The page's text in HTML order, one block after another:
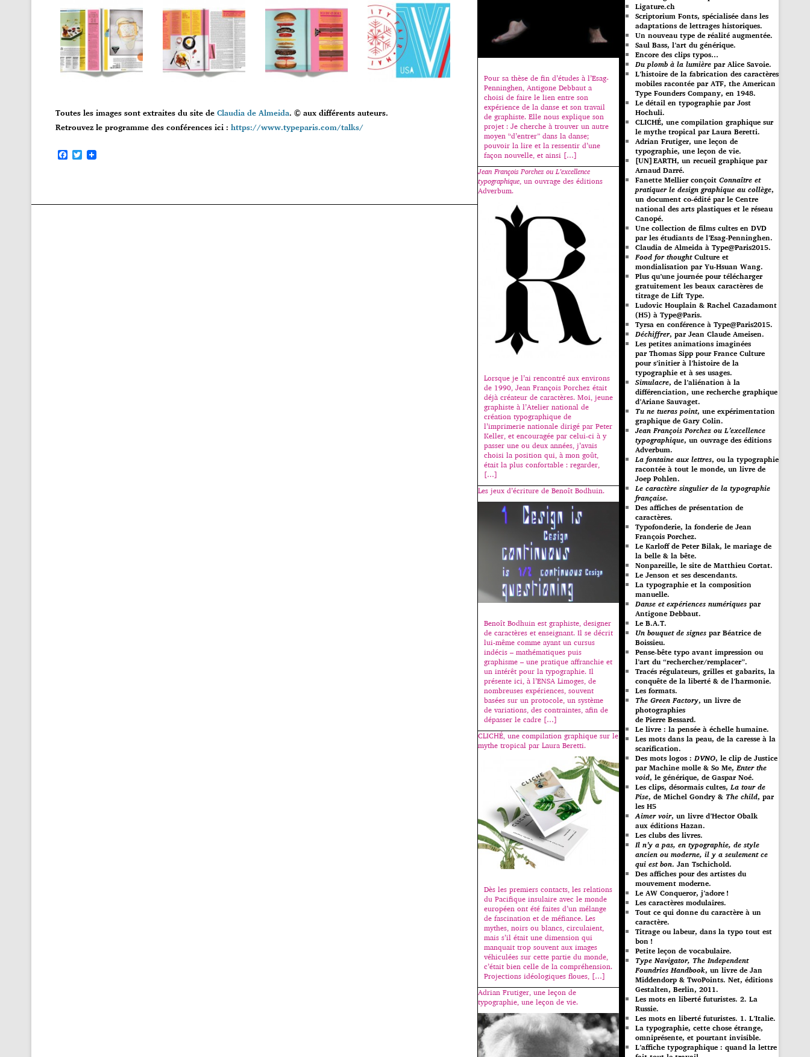
Toutes les images sont extraites du site deClaudia de Almeida. © aux différents auteurs.
Retrouvez le programme des conférences ici : https://www.typeparis.com/talks/
F
o
T
w
e
Pour sa thèse de fin d’études à l’Esag-
Penninghen, Antigone Debbaut a
choisi de faire le lien entre son
expérience de la danse et son travail
de graphiste. Elle nous explique son
projet : Je cherche à trouver un autre
moyen “d’entrer” dans la danse;
pouvoir la lire et la ressentir d’une
façon nouvelle, et ainsi […]
Jean François Porchez ou L’excellence
typographique, un ouvrage des éditions
Adverbum.
Lorsque je l’ai rencontré aux environs
de 1990, Jean François Porchez était
déjà créateur de caractères. Moi, jeune
graphiste à l’Atelier national de
création typographique de
l’imprimerie nationale dirigé par Peter
Keller, et encouragée par celui-ci à y
passer une ou deux années, j’avais
choisi la position qui, à mon goût,
était la plus confortable : regarder,
[…]
Les jeux d’écriture de Benoît Bodhuin.
Benoît Bodhuin est graphiste, designer
de caractères et enseignant. Il se décrit
lui-même comme ayant un cursus
indécis – mathématiques puis
graphisme – une pratique affranchie et
un intérêt pour la typographie. Il
présente ici, à l’ENSA Limoges, de
nombreuses expériences, souvent
basées sur un protocole, un système
de variations, des contraintes, afin de
dépasser le cadre […]
CLICHÉ, une compilation graphique sur le
mythe tropical par Laura Beretti.
Dès les premiers contacts, les relations
du Pacifique insulaire avec le monde
européen ont été faites d’un mélange
de fascination et de méfiance. Les
mythes, noirs ou blancs, circulaient,
mais s’il était une dimension qui
manquait trop souvent aux images
véhiculées sur cette partie du monde,
c’était bien celle de la compréhension.
Projections idéologiques floues, […]
Adrian Frutiger, une leçon de
typographie, une leçon de vie.
Ligature.ch
Scriptorium Fonts, spécialisée dans les
adaptations de lettrages historiques.
Un nouveau type de réalité augmentée.
Saul Bass, l’art du générique.
Encore des clips typos…
Du plomb à la lumière par Alice Savoie.
L’histoire de la fabrication des caractères
mobiles racontée par ATF, the American
Type Founders Company, en 1948.
Le détail en typographie par Jost
Hochuli.
CLICHÉ, une compilation graphique sur
le mythe tropical par Laura Beretti.
Adrian Frutiger, une leçon de
typographie, une leçon de vie.
[UN]EARTH, un recueil graphique par
Arnaud Darré.
Fanette Mellier conçoit Connaître et
pratiquer le design graphique au collège,
un document co-édité par le Centre
national des arts plastiques et le réseau
Canopé.
Une collection de films cultes en DVD
par les étudiants de l’Esag-Penninghen.
Claudia de Almeida à Type@Paris2015.
Food for thoughtCulture et
mondialisation par Yu-Hsuan Wang.
Plus qu’une journée pour télécharger
gratuitement les beaux caractères de
titrage de Lift Type.
Ludovic Houplain & Rachel Cazadamont
(H5) à Type@Paris.
Tyrsa en conférence à Type@Paris2015.
Déchiffrer, par Jean Claude Ameisen.
Les petites animations imaginées
par Thomas Sipp pour France Culture
pour s’initier à l’histoire de la
typographie et à ses usages.
Simulacre, de l’aliénation à la
différenciation, une recherche graphique
d’Ariane Sauvaget.
Tu ne tueras point, une expérimentation
graphique de Gary Colin.
Jean François Porchez ou L’excellence
typographique, un ouvrage des éditions
Adverbum.
La fontaine aux lettres, ou la typographie
racontée à tout le monde, un livre de
Joep Pohlen.
Le caractère singulier de la typographie
française.
Des affiches de présentation de
caractères.
Typofonderie, la fonderie de Jean
François Porchez.
Le Karloff de Peter Bilak, le mariage de
la belle & la bête.
Nonpareille, le site de Matthieu Cortat.
Le Jenson et ses descendants.
La typographie et la composition
manuelle.
Danse et expériences numériques par
Antigone Debbaut.
Le B.A.T.
Un bouquet de signes par Béatrice de
Boissieu.
Pense-bête typo avant impression ou
l’art du “rechercher/remplacer”.
Tracés régulateurs, grilles et gabarits, la
conquête de la liberté & de l’harmonie.
Les formats.
The Green Factory, un livre de
photographies
de Pierre Bessard.
Le livre : la pensée à échelle humaine.
Les mots dans la peau, de la caresse à la
scarification.
Des mots logos :DVNO, le clip de Justice
par Machine molle & So Me,Enter the
void, le générique, de Gaspar Noé.
Les clips, désormais cultes,La tour de
Pise, de Michel Gondry & The child, par
les H5
Aimer voir, un livre d’Hector Obalk
aux éditions Hazan.
Les clubs des livres.
Il n’y a pas, en typographie, de style
ancien ou moderne, il y a seulement ce
qui est bon. Jan Tschichold.
Des affiches pour des artistes du
mouvement moderne.
Le AW Conqueror, j’adore !
Les caractères modulaires.
Tout ce qui donne du caractère à un
caractère.
Titrage ou labeur, dans la typo tout est
bon !
Petite leçon de vocabulaire.
Type Navigator, The Independent
Foundries Handbook, un livre de Jan
Middendorp & TwoPoints. Net, éditions
Gestalten, Berlin, 2011.
Les mots en liberté futuristes. 2. La
Russie.
Les mots en liberté futuristes. 1. L’Italie.
La typographie, cette chose étrange,
omniprésente, et pourtant invisible.
L’affiche typographique : quand la lettre